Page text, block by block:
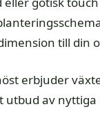
till din
erbjuder
av nyttiga